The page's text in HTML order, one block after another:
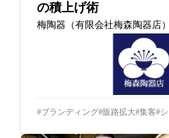
の積上げ術
梅陶器（有限会社梅森陶器店）
ブランディング 販路拡大 集客